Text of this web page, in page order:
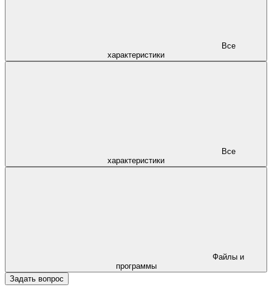
характеристики
характеристики
программы
Задать вопрос